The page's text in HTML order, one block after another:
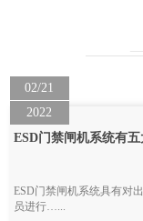
02/21
2022
ESD门禁闸机系统有
ESD门禁闸机系统具有对
员进行…...